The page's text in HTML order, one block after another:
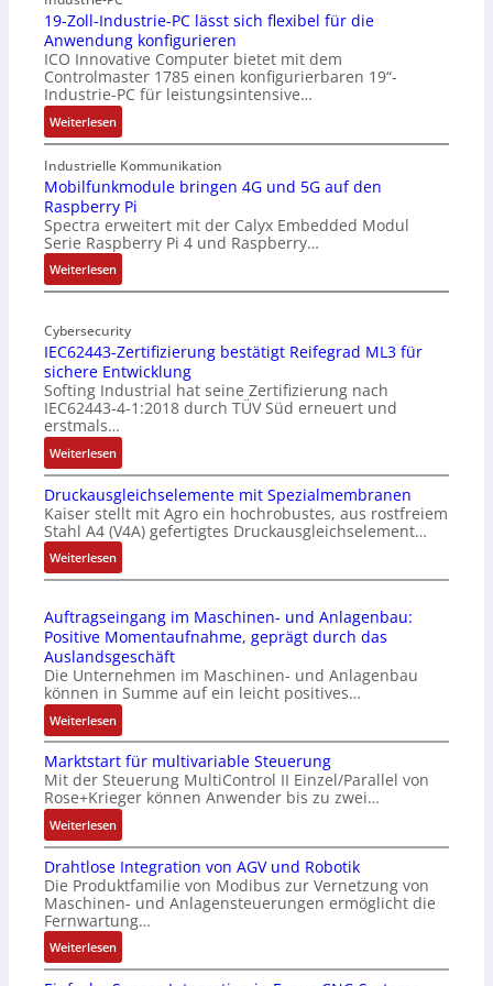
19-Zoll-Industrie-PC lässt sich flexibel für die
Anwendung konfigurieren
ICO Innovative Computer bietet mit dem
Controlmaster 1785 einen konfigurierbaren 19“-
Industrie-PC für leistungsintensive…
Weiterlesen:
1
9
-
Z
o
l
l
-
n
d
u
s
t
r
i
e
-
P
C
l
ä
s
t
s
i
c
h
f
l
e
x
i
b
e
l
f
ü
r
Industrielle Kommunikation
Mobilfunkmodule bringen 4G und 5G auf den
Raspberry Pi
Spectra erweitert mit der Calyx Embedded Modul
Serie Raspberry Pi 4 und Raspberry…
Weiterlesen:
M
b
i
l
f
u
n
k
m
o
d
u
l
e
r
i
n
g
e
n
G
u
n
d
5
G
a
u
d
Cybersecurity
IEC62443-Zertifizierung bestätigt Reifegrad ML3 für
sichere Entwicklung
Softing Industrial hat seine Zertifizierung nach
IEC62443-4-1:2018 durch TÜV Süd erneuert und
erstmals…
Weiterlesen:
I
E
6
2
4
3
-
Z
e
r
t
i
f
i
z
i
e
u
n
g
b
e
Druckausgleichselemente mit Spezialmembranen
Kaiser stellt mit Agro ein hochrobustes, aus rostfreiem
Stahl A4 (V4A) gefertigtes Druckausgleichselement…
Weiterlesen:
D
u
c
k
a
u
s
g
l
e
i
c
h
e
l
e
m
e
Auftragseingang im Maschinen- und Anlagenbau:
Positive Momentaufnahme, geprägt durch das
Auslandsgeschäft
Die Unternehmen im Maschinen- und Anlagenbau
können in Summe auf ein leicht positives…
Weiterlesen:
A
u
f
t
r
a
g
s
e
i
n
g
Marktstart für multivariable Steuerung
Mit der Steuerung MultiControl II Einzel/Parallel von
Rose+Krieger können Anwender bis zu zwei…
Weiterlesen:
M
a
r
k
t
s
t
Drahtlose Integration von AGV und Robotik
Die Produktfamilie von Modibus zur Vernetzung von
Maschinen- und Anlagensteuerungen ermöglicht die
Fernwartung…
Weiterlesen:
D